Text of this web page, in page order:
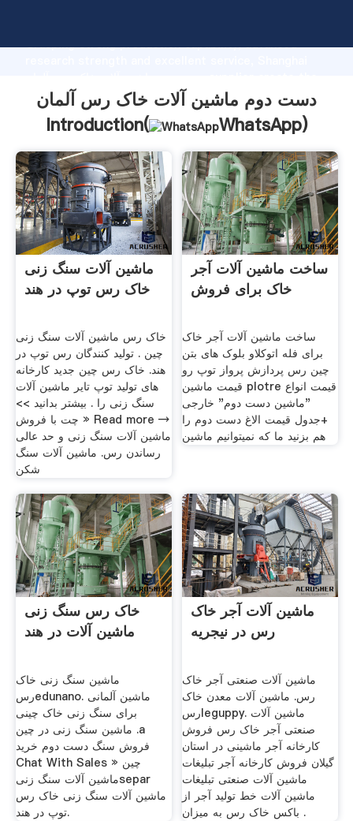
Grasping strong production capability, advanced
value and bring values to all of customers.
دست دوم ماشین آلات خاک رس آلمان
Introduction(
WhatsApp)
ماشین آلات سنگ زنی
خاک رس توپ در هند
خاک رس ماشین آلات سنگ زنی
چین . تولید کنندگان رس توپ در
هند. خاک رس چین جدید کارخانه
های تولید توپ تایر ماشین آلات
سنگ زنی را . بیشتر بدانید >>
چت با فروش » Read more →
ماشین آلات سنگ زنی و حد عالی
رساندن رس. ماشین آلات سنگ
شکن
ساخت ماشین آلات آجر
خاک برای فروش
ساخت ماشین آلات آجر خاک
برای فله اتوکلاو بلوک های بتن
چین رس پردازش پرواز توپ رو
قیمت ماشین plotre قیمت انواع
"ماشین دست دوم" خارجی
+جدول قیمت الاغ دست دوم را
هم بزنید ما که نمیتوانیم ماشین
خاک رس سنگ زنی
ماشین آلات در هند
ماشین سنگ زنی خاک
رسedunano. ماشین آلمانی
برای سنگ زنی خاک چینی
ماشین سنگ زنی در چین .a
فروش سنگ دست دوم خرید
Chat With Sales » چین
ماشین آلات سنگ زنیsepar
ماشین آلات سنگ زنی خاک رس
توپ در هند.
ماشین آلات آجر خاک
رس در نیجریه
ماشین آلات صنعتی آجر خاک
رس. ماشین آلات معدن خاک
رسleguppy. ماشین آلات
صنعتی آجر خاک رس فروش
کارخانه آجر ماشینی در استان
گیلان فروش کارخانه آجر تبلیغات
ماشین آلات صنعتی تبلیغات
ماشین آلات خط تولید آجر از
باکس خاک رس به میزان .